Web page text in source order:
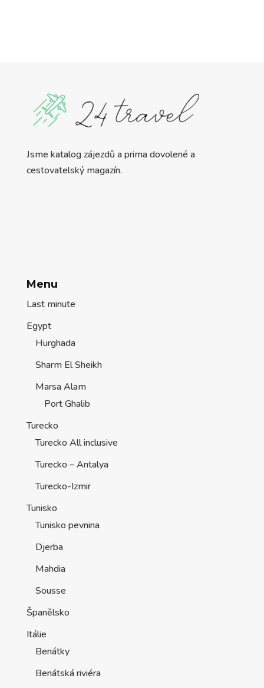
Jsme katalog zájezdů a prima dovolené a
cestovatelský magazín.
Menu
Last minute
Egypt
Hurghada
Sharm El Sheikh
Marsa Alam
Port Ghalib
Turecko
Turecko All inclusive
Turecko – Antalya
Turecko-Izmir
Tunisko
Tunisko pevnina
Djerba
Mahdia
Sousse
Španělsko
Itálie
Benátky
Benátská riviéra